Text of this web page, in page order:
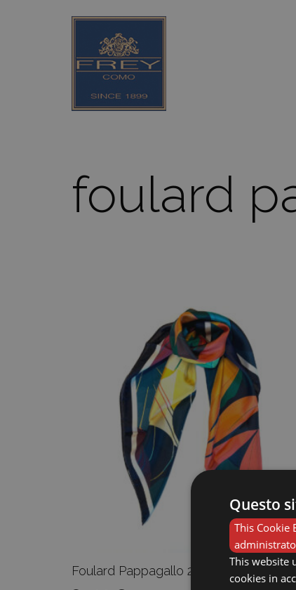
foulard
Foulard Pappagallo 25
Questo
This Cookie
This website
cookies in